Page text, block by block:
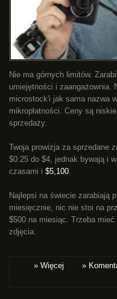
Nie ma górnych limitów.
umiejętności i zaangażownia.
microstock'i jak sama nazwa
mikropłatności. Ceny są
sprzedaży.
Twoja prowizja za sprzedane
$0.25 do $4, jednak bywają i
czasami i $5,100.
Najlepsi na świecie zarabiają
miesięcznie, nic nie stoi na
$500 na miesiąc. Trzeba
zdjęcia.
» Więcej »